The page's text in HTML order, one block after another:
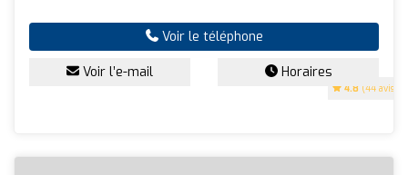
4.8 (44 avis)
Voir le téléphone
Voir l’e-mail Horaires